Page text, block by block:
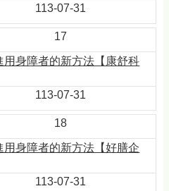
113-07-31
17
用身障者的新方法【康舒科
113-07-31
18
用身障者的新方法【好膳企
113-07-31